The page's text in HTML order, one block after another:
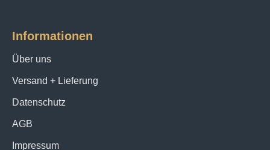
Informationen
Über uns
Versand + Lieferung
Datenschutz
AGB
Impressum